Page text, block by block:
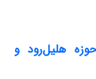
هلیل‌رود و